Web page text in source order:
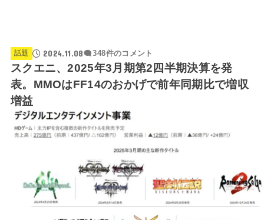
話題 2024.11.08 348件のコメント
スクエニ、2025年3月期第2四半期決算を発
表。MMOはFF14のおかげで前年同期比で増収
増益